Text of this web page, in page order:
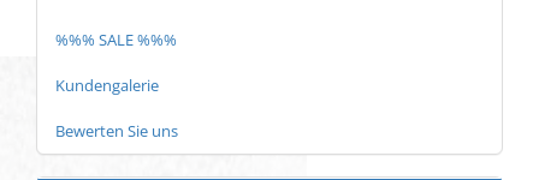
%%% SALE %%%
Kundengalerie
Bewerten Sie uns